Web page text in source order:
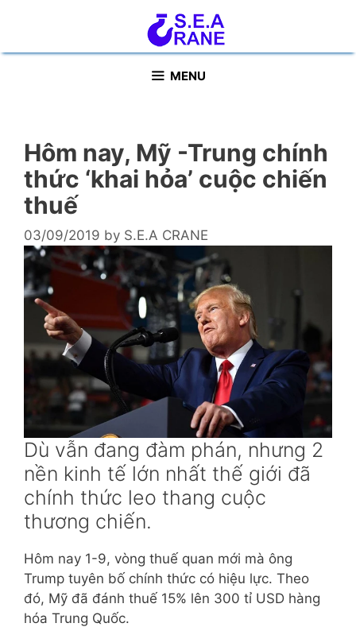
content
MENU
Hôm nay, Mỹ -Trung chính
thức ‘khai hỏa’ cuộc chiến
thuế
03/09/2019 by S.E.A CRANE
Dù vẫn đang đàm phán, nhưng 2
nền kinh tế lớn nhất thế giới đã
chính thức leo thang cuộc
thương chiến.
Hôm nay 1-9, vòng thuế quan mới mà ông
Trump tuyên bố chính thức có hiệu lực. Theo
đó, Mỹ đã đánh thuế 15% lên 300 tỉ USD hàng
hóa Trung Quốc.